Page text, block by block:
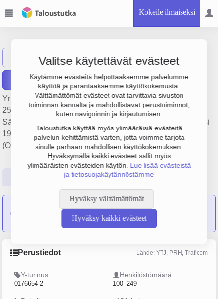
Kokeile ilmaiseksi
Valitse käytettävät evästeet
Käytämme evästeitä helpottaaksemme palvelumme
käyttöä ja parantaaksemme käyttökokemusta.
Välttämättömät evästeet ovat tarvittavia sivuston
toiminnan kannalta ja mahdollistavat perustoiminnot,
kuten navigoinnin ja kirjautumisen.
Taloustutka käyttää myös ylimääräisiä evästeitä
palvelun kehittämistä varten, jotta voimme tarjota
sinulle parhaan mahdollisen käyttökokemuksen.
Hyväksymällä kaikki evästeet sallit myös
ylimääräisten evästeiden käytön. Lue lisää evästeistä
ja tietosuojakäytännöstämme
Hyväksy välttämättömät
Hyväksy kaikki evästeet
Näytä haku HF Harvia Finland Oy
Raportit
Yrityksen Harvia Finland Oy liikevaihto on 96.7 milj. €, tulos
25.7 milj. € ja henkilöstömäärä 227. Sen päätoimiala on
Sähkökäyttöisten kodinkoneiden valmistus, perustamisvuosi
1978 ja sijainti Muurame. Yrityksen yhtiömuoto Osakeyhtiö
(OY).
Tilinpäätösluvut Päättäjätiedot
Seuraavat yritykset ovat sulautuneet yritykseen Harvia
Saunamax Oy,Velha Oy
Perustiedot Lähde: YTJ, PRH, Traficom
Y-tunnus
0176654-2
Henkilöstömäärä
100–249